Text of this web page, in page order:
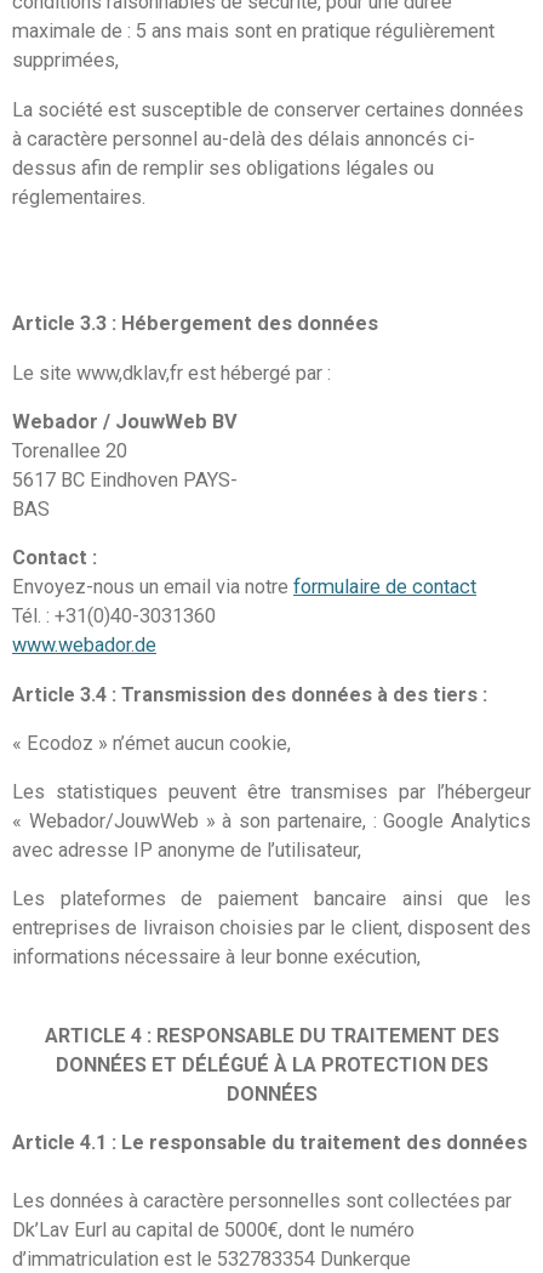
maximale de : 5 ans mais sont en pratique régulièrement
supprimées,
La société est susceptible de conserver certaines données
à caractère personnel au-delà des délais annoncés ci-
dessus afin de remplir ses obligations légales ou
réglementaires.
Article 3.3 : Hébergement des données
Le site www,dklav,fr est hébergé par :
Webador / JouwWeb BV
Torenallee 20
5617 BC Eindhoven PAYS-
BAS
Contact :
Envoyez-nous un email via notre formulaire de contact
Tél. : +31(0)40-3031360
www.webador.de
Article 3.4 : Transmission des données à des tiers :
« Ecodoz » n’émet aucun cookie,
Les statistiques peuvent être transmises par l’hébergeur
« Webador/JouwWeb » à son partenaire, : Google Analytics
avec adresse IP anonyme de l’utilisateur,
Les plateformes de paiement bancaire ainsi que les
entreprises de livraison choisies par le client, disposent des
informations nécessaire à leur bonne exécution,
ARTICLE 4 : RESPONSABLE DU TRAITEMENT DES
DONNÉES ET DÉLÉGUÉ À LA PROTECTION DES
DONNÉES
Article 4.1 : Le responsable du traitement des données
Les données à caractère personnelles sont collectées par
Dk’Lav Eurl au capital de 5000€, dont le numéro
d’immatriculation est le 532783354 Dunkerque